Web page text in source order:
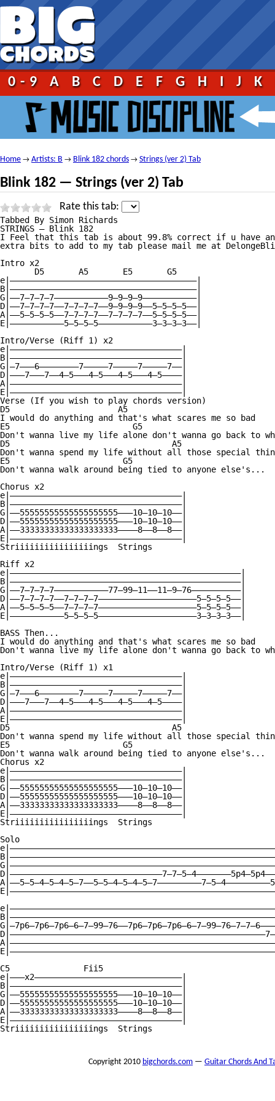
0-9 A B C D E F G H I J K
Home → Artists: B → Blink 182 chords → Strings (ver 2) Tab
Blink 182 — Strings (ver 2) Tab
Rate this tab:
Tabbed By Simon Richards
STRINGS — Blink 182
I Feel that this tab is about 99.8% correct if u have
extra bits to add to my tab please mail me at
Intro x2
       D5       A5       E5       G5
e|——————————————————————————————————————|
B|——————————————————————————————————————|
G|——7—7—7—7———————————9—9—9—9———————————|
D|——7—7—7—7——7—7—7—7——9—9—9—9——5—5—5—5——|
A|——5—5—5—5——7—7—7—7——7—7—7—7——5—5—5—5——|
E|———————————5—5—5—5———————————3—3—3—3——|
Intro/Verse (Riff 1) x2
e|———————————————————————————————————|
B|———————————————————————————————————|
G|—7———6————————7—————7—————7—————7——|
D|———7———7——4—5———4—5———4—5———4—5————|
A|———————————————————————————————————|
E|———————————————————————————————————|
Verse (If you wish to play chords version)
D5                      A5
I would do anything and that's what scares me so bad
E5                         G5
Don't wanna live my life alone don't wanna go back to
D5                                 A5
Don't wanna spend my life without all those special
E5                       G5
Don't wanna walk around being tied to anyone else's...
Chorus x2
e|———————————————————————————————————|
B|———————————————————————————————————|
G|——55555555555555555555———10—10—10——|
D|——55555555555555555555———10—10—10——|
A|——33333333333333333333————8——8——8——|
E|———————————————————————————————————|
Striiiiiiiiiiiiiiiings  Strings
Riff x2
e|———————————————————————————————————————————————|
B|———————————————————————————————————————————————|
G|——7—7—7—7———————————77—99—11——11—9—76——————————|
D|——7—7—7—7——7—7—7—7————————————————————5—5—5—5——|
A|——5—5—5—5——7—7—7—7————————————————————5—5—5—5——|
E|———————————5—5—5—5————————————————————3—3—3—3——|
BASS Then...
I would do anything and that's what scares me so bad
Don't wanna live my life alone don't wanna go back to
Intro/Verse (Riff 1) x1
e|———————————————————————————————————|
B|———————————————————————————————————|
G|—7———6————————7—————7—————7—————7——|
D|———7———7——4—5———4—5———4—5———4—5————|
A|———————————————————————————————————|
E|———————————————————————————————————|
D5                                 A5
Don't wanna spend my life without all those special
E5                       G5
Don't wanna walk around being tied to anyone else's...
Chorus x2
e|———————————————————————————————————|
B|———————————————————————————————————|
G|——55555555555555555555———10—10—10——|
D|——55555555555555555555———10—10—10——|
A|——33333333333333333333————8——8——8——|
E|———————————————————————————————————|
Striiiiiiiiiiiiiiiings  Strings
Solo
C5               Fii5
e|———x2——————————————————————————————|
B|———————————————————————————————————|
G|——55555555555555555555———10—10—10——|
D|——55555555555555555555———10—10—10——|
A|——33333333333333333333————8——8——8——|
E|———————————————————————————————————|
Striiiiiiiiiiiiiiiings  Strings
Copyright 2010 bigchords.com — Guitar Chords And